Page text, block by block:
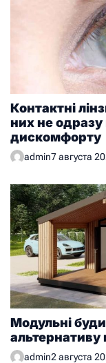
Контактні
них не одразу
дискомфорту
admin7 августа
Модульні
альтернативу
admin2 августа